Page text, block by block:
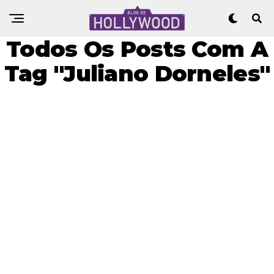
Todos Os Posts Com A
Tag "Juliano Dorneles"